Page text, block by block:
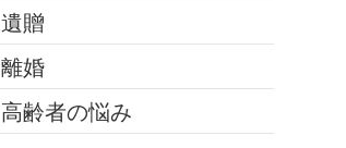
遺贈
離婚
高齢者の悩み